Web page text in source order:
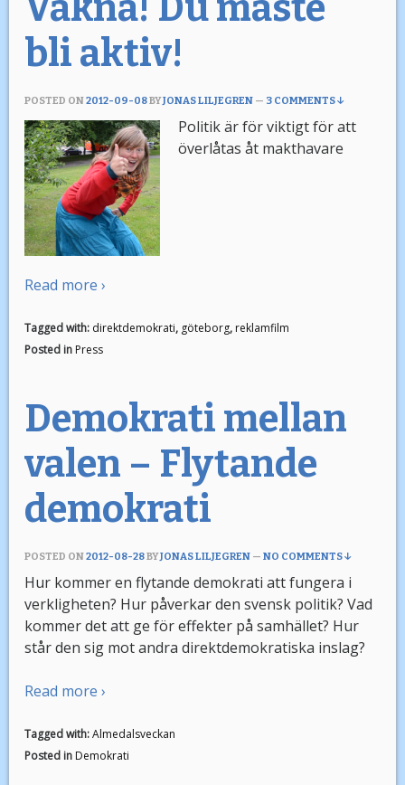
bli aktiv!
POSTED ON2012-09-08BYJONAS LILJEGREN — 3 COMMENTS ↓
Politik är för viktigt för att
överlåtas åt makthavare
Read more ›
Tagged with: direktdemokrati, göteborg, reklamfilm
Posted in Press
Demokrati mellan
valen – Flytande
demokrati
POSTED ON2012-08-28BYJONAS LILJEGREN — NO COMMENTS ↓
Hur kommer en flytande demokrati att fungera i
verkligheten? Hur påverkar den svensk politik? Vad
kommer det att ge för effekter på samhället? Hur
står den sig mot andra direktdemokratiska inslag?
Read more ›
Tagged with:Almedalsveckan
Posted in Demokrati